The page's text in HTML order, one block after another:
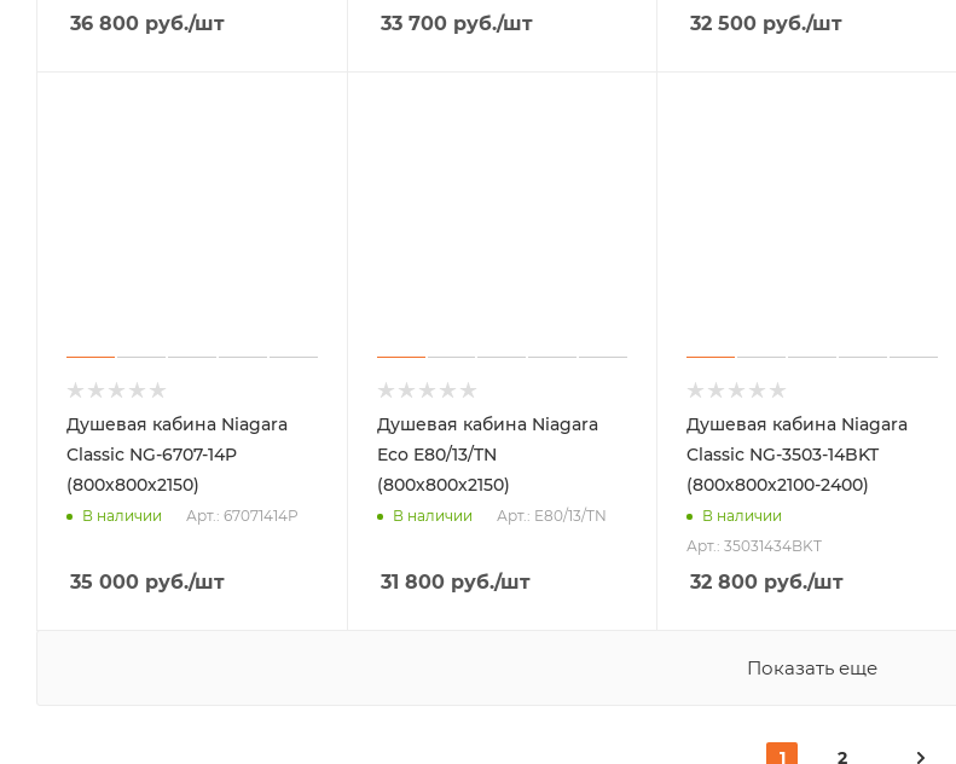
36 800 руб./шт 33 700руб./шт 32 500 руб./шт
Душевая кабина Niagara
Classic NG-6707-14P
(800х800х2150)
В наличии Арт.: 67071414P
35 000 руб./шт
Душевая кабина Niagara
Eco E80/13/TN
(800х800х2150)
В наличии Арт.: E80/13/TN
31 800руб./шт
Душевая кабина Niagara
Classic NG-3503-14BKT
(800х800х2100-2400)
В наличии
Арт.: 35031434BKT
32 800 руб./шт
Показать еще
1 2